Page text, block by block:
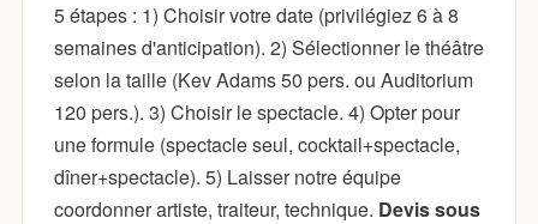
5 étapes : 1) Choisir votre date (privilégiez 6 à 8
semaines d'anticipation). 2) Sélectionner le théâtre
selon la taille (Kev Adams 50 pers. ou Auditorium
120 pers.). 3) Choisir le spectacle. 4) Opter pour
une formule (spectacle seul, cocktail+spectacle,
dîner+spectacle). 5) Laisser notre équipe
coordonner artiste, traiteur, technique. Devis sous